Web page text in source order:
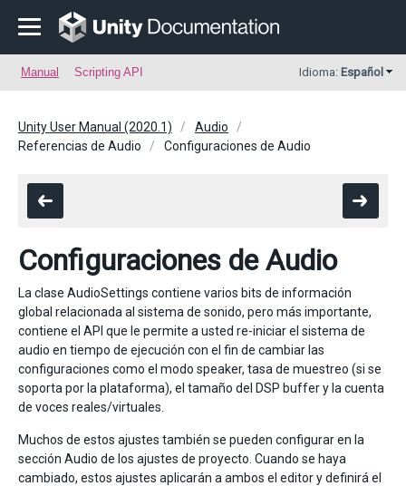
Manual Scripting API Idioma: Español
Unity User Manual (2020.1)
Audio
Referencias de Audio
Configuraciones de Audio
Configuraciones de Audio
La clase AudioSettings contiene varios bits de información
global relacionada al sistema de sonido, pero más importante,
contiene el API que le permite a usted re-iniciar el sistema de
audio en tiempo de ejecución con el fin de cambiar las
configuraciones como el modo speaker, tasa de muestreo (si se
soporta por la plataforma), el tamaño del DSP buffer y la cuenta
de voces reales/virtuales.
Muchos de estos ajustes también se pueden configurar en la
sección Audio de los ajustes de proyecto. Cuando se haya
cambiado, estos ajustes aplicarán a ambos el editor y definirá el